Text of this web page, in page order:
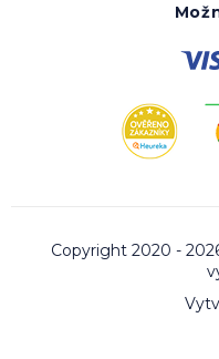
Copyright 2020 -